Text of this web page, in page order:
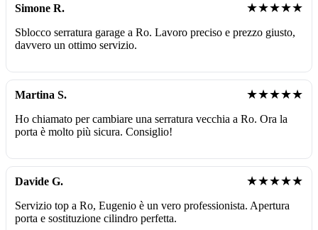
Simone R. ★★★★★
Sblocco serratura garage a Ro. Lavoro preciso e prezzo giusto,
davvero un ottimo servizio.
Martina S. ★★★★★
Ho chiamato per cambiare una serratura vecchia a Ro. Ora la
porta è molto più sicura. Consiglio!
Davide G. ★★★★★
Servizio top a Ro, Eugenio è un vero professionista. Apertura
porta e sostituzione cilindro perfetta.